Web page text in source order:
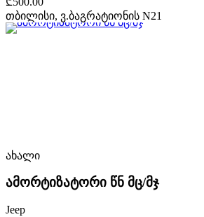
თბილისი, ვ.ბაგრატიონის N21
ახალი
ამორტიზატორი წნ მც/მჯ
Jeep